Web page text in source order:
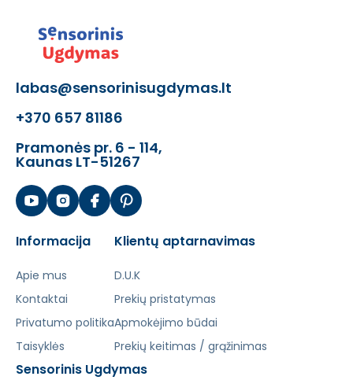
labas@sensorinisugdymas.lt
+370 657 81186
Pramonės pr. 6 - 114,
Kaunas LT-51267
Informacija
Apie mus
Kontaktai
Privatumo politika
Taisyklės
Klientų aptarnavimas
D.U.K
Prekių pristatymas
Apmokėjimo būdai
Prekių keitimas / grąžinimas
Sensorinis Ugdymas